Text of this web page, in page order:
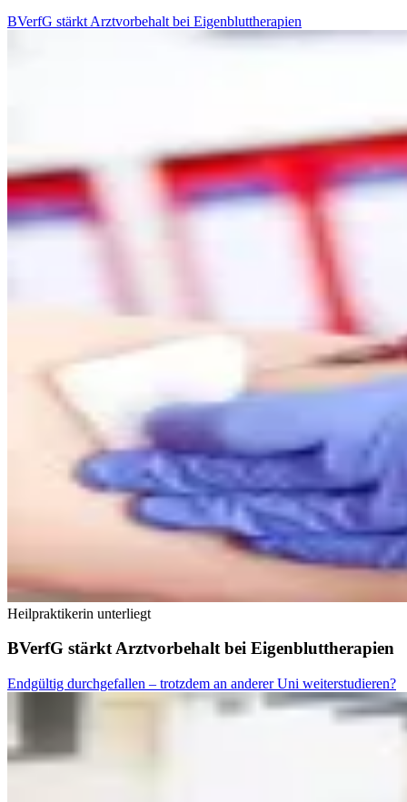
BVerfG stärkt Arztvorbehalt bei Eigenbluttherapien
Heilpraktikerin unterliegt
BVerfG stärkt Arztvorbehalt bei Eigenbluttherapien
Endgültig durchgefallen – trotzdem an anderer Uni weiterstudieren?